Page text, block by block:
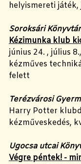
helyismereti
Soroksári Könyvtár
Kézimunka klub
június 24. , július
kézműves
felett
Terézvárosi
Harry Potter
kézműveskedés,
Ugocsa utcai
Végre péntek! -